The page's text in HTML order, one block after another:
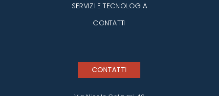
SERVIZI E TECNOLOGIA
CONTATTI
CONTATTI